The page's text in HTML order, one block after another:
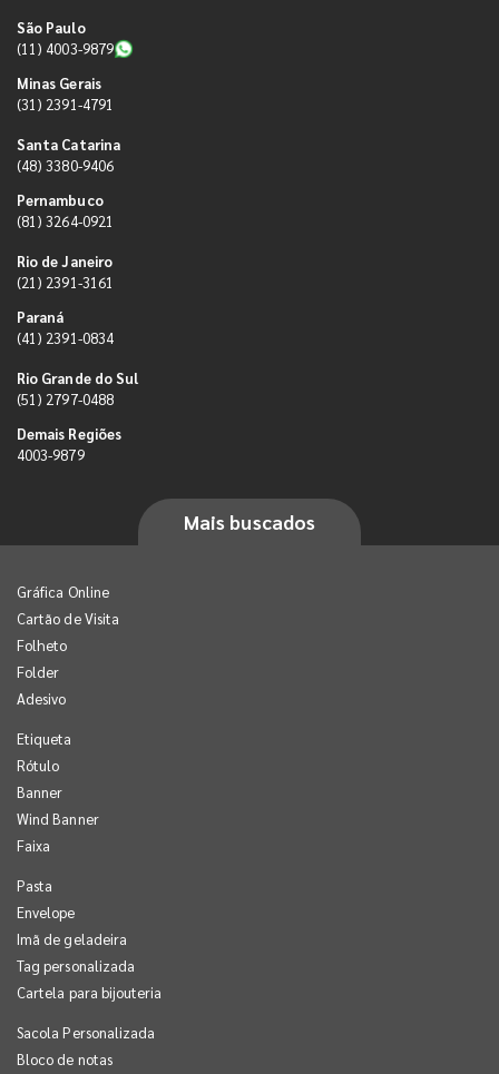
São Paulo
(11) 4003-9879
Minas Gerais
(31) 2391-4791
Santa Catarina
(48) 3380-9406
Pernambuco
(81) 3264-0921
Rio de Janeiro
(21) 2391-3161
Paraná
(41) 2391-0834
Rio Grande do Sul
(51) 2797-0488
Demais Regiões
4003-9879
Mais buscados
Gráfica Online
Cartão de Visita
Folheto
Folder
Adesivo
Etiqueta
Rótulo
Banner
Wind Banner
Faixa
Pasta
Envelope
Imã de geladeira
Tag personalizada
Cartela para bijouteria
Sacola Personalizada
Bloco de notas